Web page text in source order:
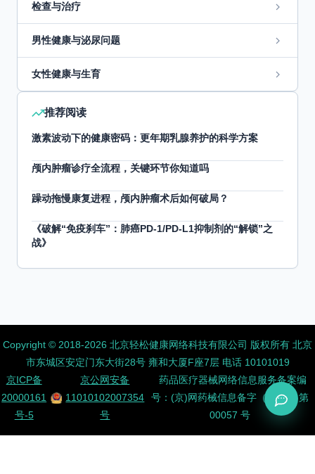
检查与治疗
男性健康与泌尿问题
女性健康与生育
推荐阅读
激素波动下的健康密码：更年期乳腺养护的科学方案
颅内肿瘤诊疗全流程，关键环节你知道吗
躁动拖慢康复进程，颅内肿瘤术后如何破局？
《破解“免疫刹车”：肺癌PD-1/PD-L1抑制剂的“解锁”之
战》
Copyright ©️ 2018-2026 北京轻松健康网络科技有限公司 版权所有 北京
市东城区安定门东大街28号 雍和大厦F座7层 电话 10101019
京ICP备
20000161
号-5
京公网安备
11010102007354
号
药品医疗器械网络信息服务备案编
号：(京)网药械信息备字（2026）第
00057 号